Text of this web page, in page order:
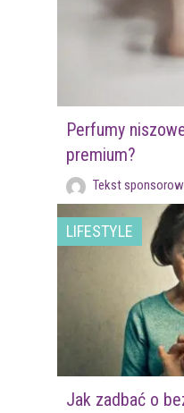
Perfumy
premium?
Tekst
LIFESTYLE
Jak zadbać o